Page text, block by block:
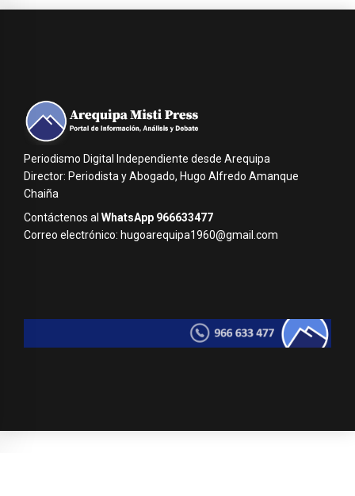
Periodismo Digital Independiente desde Arequipa
Director: Periodista y Abogado, Hugo Alfredo Amanque
Chaiña
Contáctenos al WhatsApp 966633477
Correo electrónico: hugoarequipa1960@gmail.com